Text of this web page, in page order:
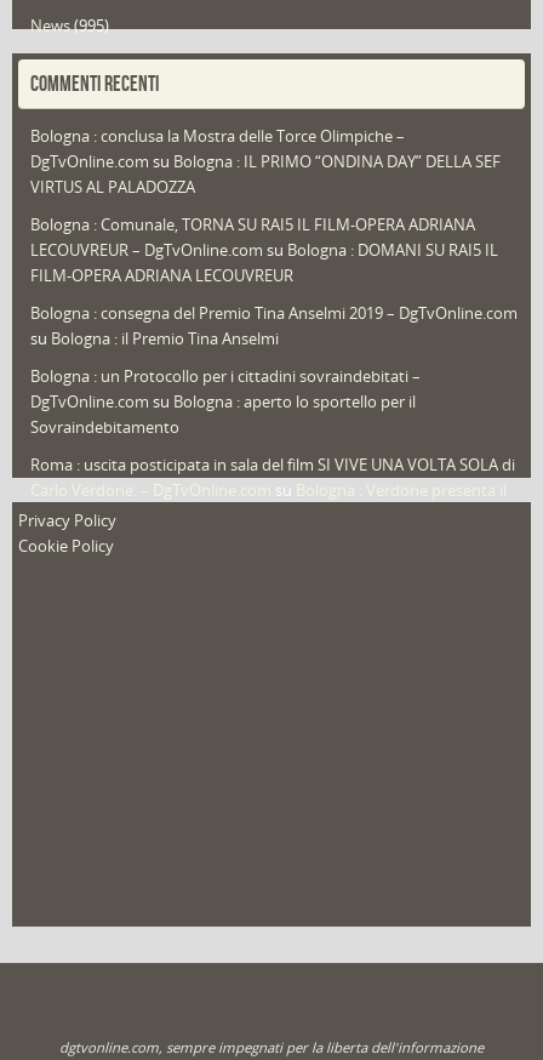
News(995)
Portfolio(1)
Redazioni(1.052)
Speciali (22)
Sport
That's Bologna Magazine(25)
Video (archivio) (263)
COMMENTI RECENTI
Bologna : conclusa la Mostra delle Torce Olimpiche –
DgTvOnline.com su Bologna : IL PRIMO “ONDINA DAY” DELLA SEF
VIRTUS AL PALADOZZA
Bologna : Comunale, TORNA SU RAI5 IL FILM-OPERA ADRIANA
LECOUVREUR – DgTvOnline.com su Bologna : DOMANI SU RAI5 IL
FILM-OPERA ADRIANA LECOUVREUR
Bologna : consegna del Premio Tina Anselmi 2019 – DgTvOnline.com
su Bologna : il Premio Tina Anselmi
Bologna : un Protocollo per i cittadini sovraindebitati –
DgTvOnline.com su Bologna : aperto lo sportello per il
Sovraindebitamento
Roma : uscita posticipata in sala del film SI VIVE UNA VOLTA SOLA di
su
nuovo film
Privacy Policy
Cookie Policy
dgtvonline.com, sempre impegnati per la liberta dell'informazione